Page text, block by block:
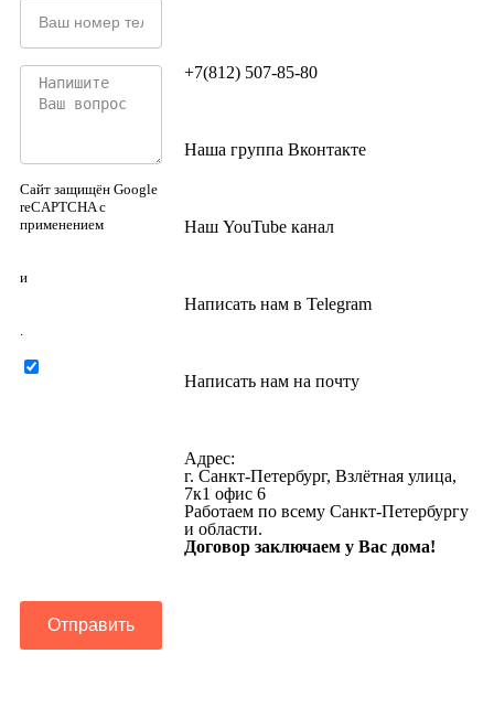
Сайт защищён Google
reCAPTCHA с
применением
и
.
Отправить
+7(812) 507-85-80
Наша группа Вконтакте
Наш YouTube канал
Написать нам в Telegram
Написать нам на почту
Адрес:
г. Санкт-Петербург, Взлётная улица,
7к1 офис 6
Работаем по всему Санкт-Петербургу
и области.
Договор заключаем у Вас дома!